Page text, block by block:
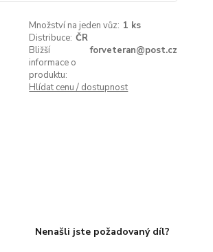
Množství na jeden vůz: 1 ks
Distribuce: ČR
Bližší
informace o
produktu:
forveteran@post.cz
Hlídat cenu / dostupnost
Nenašli jste požadovaný díl?